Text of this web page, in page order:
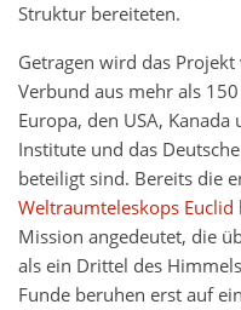
Struktur bereiteten.
Getragen wird das
Verbund aus mehr als
Europa, den USA,
Institute und das
beteiligt sind. Bereits die
Weltraumteleskops Euclid
Mission angedeutet, die
als ein Drittel des
Funde beruhen erst auf